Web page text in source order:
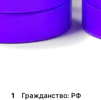
1 Гражданство: РФ